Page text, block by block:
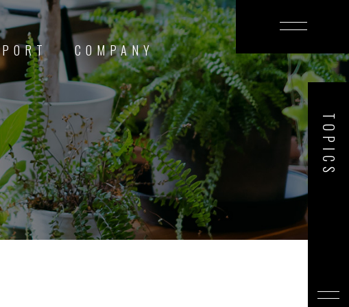
COMPANY
TOPICS